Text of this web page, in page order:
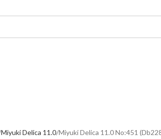
Miyuki Delica 11.0 Miyuki Delica 11.0 No:451